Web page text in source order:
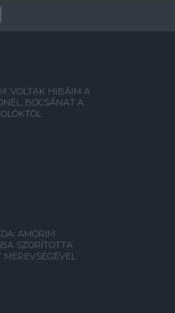
VOLTAK HIBÁIM A
BOCSÁNAT A
AMORIM
SZORÍTOTTA
MEREVSÉGÉVEL